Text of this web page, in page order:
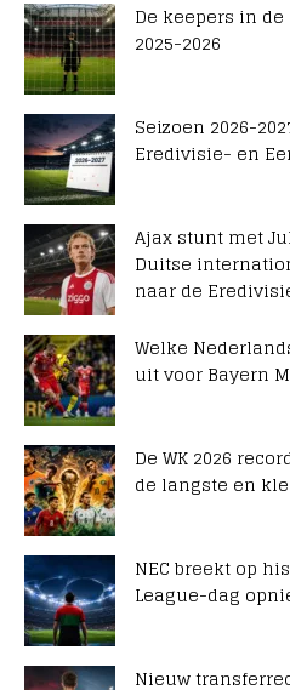
De keepers in
2025-2026
Seizoen 2026-
Eredivisie- en
Ajax stunt met
Duitse
naar de
Welke
uit voor Bayern
De WK 2026
de langste en
NEC breekt op
League-dag
Nieuw